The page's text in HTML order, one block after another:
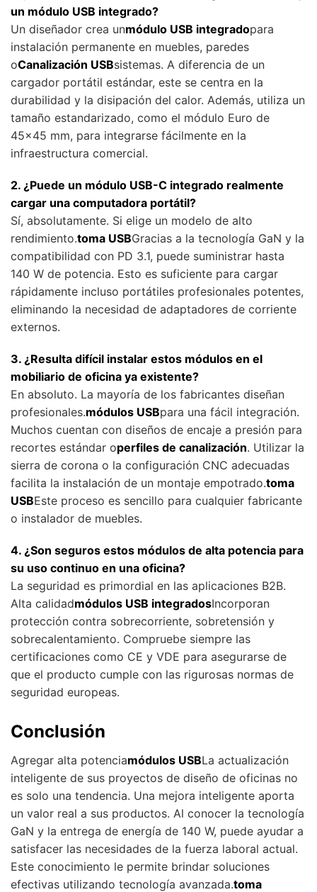
un módulo USB integrado?
Un diseñador crea unmódulo USB integradopara
instalación permanente en muebles, paredes
oCanalización USBsistemas. A diferencia de un
cargador portátil estándar, este se centra en la
durabilidad y la disipación del calor. Además, utiliza un
tamaño estandarizado, como el módulo Euro de
45x45 mm, para integrarse fácilmente en la
infraestructura comercial.
2. ¿Puede un módulo USB-C integrado realmente
cargar una computadora portátil?
Sí, absolutamente. Si elige un modelo de alto
rendimiento.toma USBGracias a la tecnología GaN y la
compatibilidad con PD 3.1, puede suministrar hasta
140 W de potencia. Esto es suficiente para cargar
rápidamente incluso portátiles profesionales potentes,
eliminando la necesidad de adaptadores de corriente
externos.
3. ¿Resulta difícil instalar estos módulos en el
mobiliario de oficina ya existente?
En absoluto. La mayoría de los fabricantes diseñan
profesionales.módulos USBpara una fácil integración.
Muchos cuentan con diseños de encaje a presión para
recortes estándar operfiles de canalización. Utilizar la
sierra de corona o la configuración CNC adecuadas
facilita la instalación de un montaje empotrado.toma
USBEste proceso es sencillo para cualquier fabricante
o instalador de muebles.
4. ¿Son seguros estos módulos de alta potencia para
su uso continuo en una oficina?
La seguridad es primordial en las aplicaciones B2B.
Alta calidadmódulos USB integradosIncorporan
protección contra sobrecorriente, sobretensión y
sobrecalentamiento. Compruebe siempre las
certificaciones como CE y VDE para asegurarse de
que el producto cumple con las rigurosas normas de
seguridad europeas.
Conclusión
Agregar alta potenciamódulos USBLa actualización
inteligente de sus proyectos de diseño de oficinas no
es solo una tendencia. Una mejora inteligente aporta
un valor real a sus productos. Al conocer la tecnología
GaN y la entrega de energía de 140 W, puede ayudar a
satisfacer las necesidades de la fuerza laboral actual.
Este conocimiento le permite brindar soluciones
efectivas utilizando tecnología avanzada.toma